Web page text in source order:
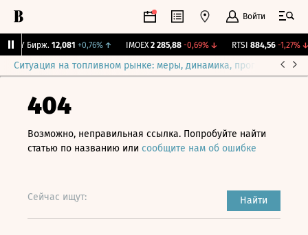
Войти
CNY Бирж. 12,081 +0,76%↑ IMOEX 2 285,88 -0,69%↓ RTSI 884,56 -1,27%↓
Ситуация на топливном рынке: меры, динамика, прогнозы
404
Возможно, неправильная ссылка. Попробуйте найти
статью по названию или сообщите нам об ошибке
Сейчас ищут: Найти